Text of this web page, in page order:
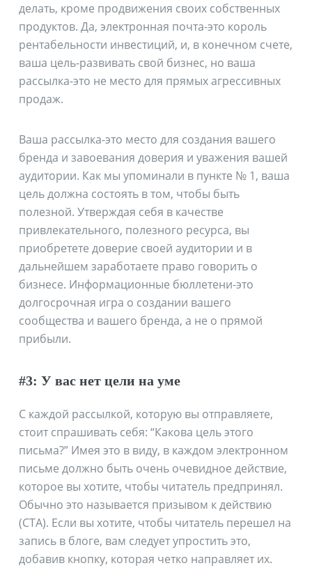
делать, кроме продвижения своих собственных
продуктов. Да, электронная почта-это король
рентабельности инвестиций, и, в конечном счете,
ваша цель-развивать свой бизнес, но ваша
рассылка-это не место для прямых агрессивных
продаж.
Ваша рассылка-это место для создания вашего
бренда и завоевания доверия и уважения вашей
аудитории. Как мы упоминали в пункте № 1, ваша
цель должна состоять в том, чтобы быть
полезной. Утверждая себя в качестве
привлекательного, полезного ресурса, вы
приобретете доверие своей аудитории и в
дальнейшем заработаете право говорить о
бизнесе. Информационные бюллетени-это
долгосрочная игра о создании вашего
сообщества и вашего бренда, а не о прямой
прибыли.
#3: У вас нет цели на уме
С каждой рассылкой, которую вы отправляете,
стоит спрашивать себя: “Какова цель этого
письма?” Имея это в виду, в каждом электронном
письме должно быть очень очевидное действие,
которое вы хотите, чтобы читатель предпринял.
Обычно это называется призывом к действию
(CTA). Если вы хотите, чтобы читатель перешел на
запись в блоге, вам следует упростить это,
добавив кнопку, которая четко направляет их.